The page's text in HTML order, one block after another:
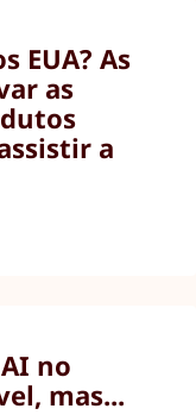
EUA? As
as
a
no
mas...